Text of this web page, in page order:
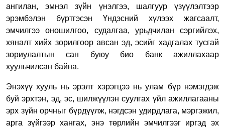
ангилан, эмнэл зүйн үнэлгээ, шалгуур үзүүлэлтээр
эрэмбэлэн бүртгэсэн Үндэсний хүлээх жагсаалт,
эмчилгээ оношилгоо, судалгаа, урьдчилан сэргийлэх,
хяналт хийх зорилгоор авсан эд, эсийг хадгалах тусгай
зориулалтын сан буюу био банк ажиллахаар
хуульчилсан байна.
Энэхүү хууль нь эрэлт хэрэгцээ нь улам бүр нэмэгдэж
буй эрхтэн, эд, эс, шилжүүлэн суулгах үйл ажиллагааны
эрх зүйн орчныг бүрдүүлж, нэгдсэн удирдлага, мэргэжил,
арга зүйгээр хангах, энэ төрлийн эмчилгээг иргэд эх